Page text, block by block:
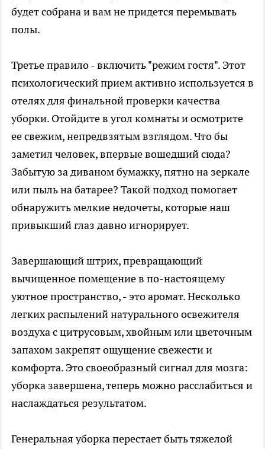
будет собрана и вам не придется перемывать
полы.
Третье правило - включить "режим гостя". Этот
психологический прием активно используется в
отелях для финальной проверки качества
уборки. Отойдите в угол комнаты и осмотрите
ее свежим, непредвзятым взглядом. Что бы
заметил человек, впервые вошедший сюда?
Забытую за диваном бумажку, пятно на зеркале
или пыль на батарее? Такой подход помогает
обнаружить мелкие недочеты, которые наш
привыкший глаз давно игнорирует.
Завершающий штрих, превращающий
вычищенное помещение в по-настоящему
уютное пространство, - это аромат. Несколько
легких распылений натурального освежителя
воздуха с цитрусовым, хвойным или цветочным
запахом закрепят ощущение свежести и
комфорта. Это своеобразный сигнал для мозга:
уборка завершена, теперь можно расслабиться и
наслаждаться результатом.
Генеральная уборка перестает быть тяжелой